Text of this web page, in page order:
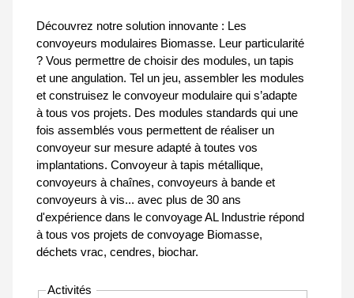
Découvrez notre solution innovante : Les
convoyeurs modulaires Biomasse. Leur particularité
? Vous permettre de choisir des modules, un tapis
et une angulation. Tel un jeu, assembler les modules
et construisez le convoyeur modulaire qui s’adapte
à tous vos projets. Des modules standards qui une
fois assemblés vous permettent de réaliser un
convoyeur sur mesure adapté à toutes vos
implantations. Convoyeur à tapis métallique,
convoyeurs à chaînes, convoyeurs à bande et
convoyeurs à vis... avec plus de 30 ans
d'expérience dans le convoyage AL Industrie répond
à tous vos projets de convoyage Biomasse,
déchets vrac, cendres, biochar.
Activités